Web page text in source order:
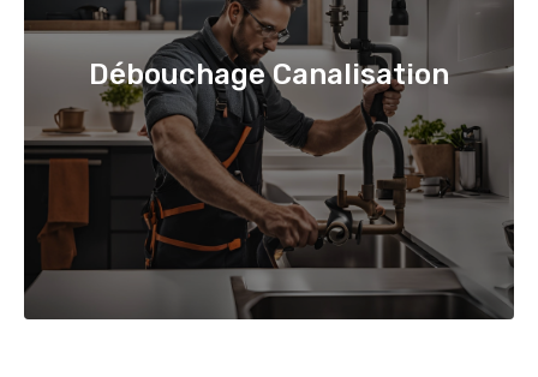
Débouchage Canalisation